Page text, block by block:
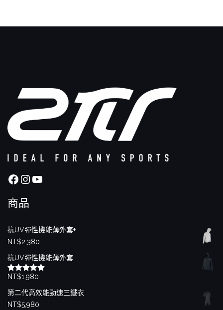
Facebook
Instagram
YouTube
商品
抗UV彈性機能薄外套+
NT$2,380
抗UV彈性機能薄外套
評分5.00
NT$1,980
第二代高效能勁速三鐵衣
NT$5,980